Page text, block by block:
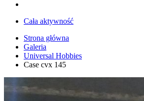
Cała aktywność
Strona główna
Galeria
Universal Hobbies
Case cvx 145